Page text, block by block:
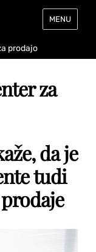
MENU
prodajo
za
da je
tudi